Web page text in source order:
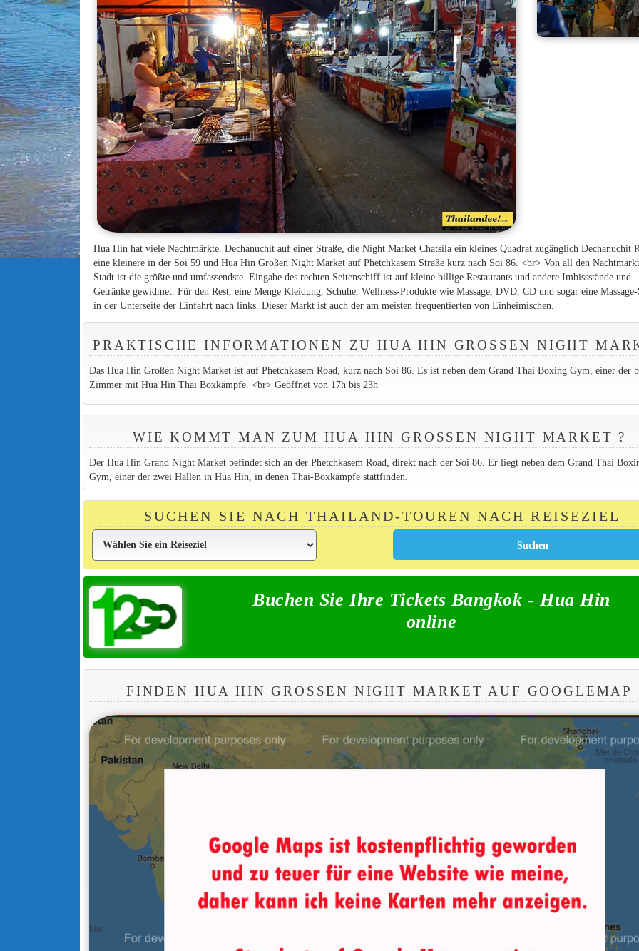
Hua Hin hat viele Nachtmärkte. Dechanuchit auf einer Straße, die Night Market Chatsila ein kleines Quadrat zugänglich Dechanuchit
eine kleinere in der Soi 59 und Hua Hin Großen Night Market auf Phetchkasem Straße kurz nach Soi 86. <br> Von all den
Stadt ist die größte und umfassendste. Eingabe des rechten Seitenschiff ist auf kleine billige Restaurants und andere Imbissstände und
Getränke gewidmet. Für den Rest, eine Menge Kleidung, Schuhe, Wellness-Produkte wie Massage, DVD, CD und sogar eine Massage-
in der Unterseite der Einfahrt nach links. Dieser Markt ist auch der am meisten frequentierten von Einheimischen.
PRAKTISCHE INFORMATIONEN ZU HUA HIN GROSSEN NIGHT
Das Hua Hin Großen Night Market ist auf Phetchkasem Road, kurz nach Soi 86. Es ist neben dem Grand Thai Boxing Gym, einer der
Zimmer mit Hua Hin Thai Boxkämpfe. <br> Geöffnet von 17h bis 23h
WIE KOMMT MAN ZUM HUA HIN GROSSEN NIGHT MARKET ?
Der Hua Hin Grand Night Market befindet sich an der Phetchkasem Road, direkt nach der Soi 86. Er liegt neben dem Grand Thai
Gym, einer der zwei Hallen in Hua Hin, in denen Thai-Boxkämpfe stattfinden.
SUCHEN SIE NACH THAILAND-TOUREN NACH REISEZIEL
Buchen Sie Ihre Tickets Bangkok - Hua Hin
online
FINDEN HUA HIN GROSSEN NIGHT MARKET AUF GOOGLEMAP